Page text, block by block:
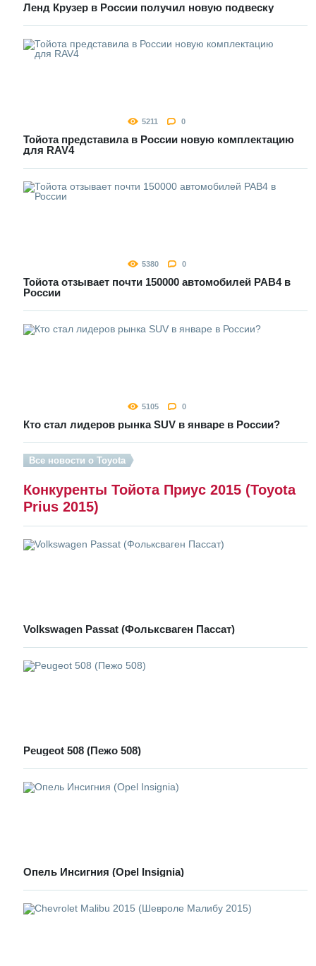
Ленд Крузер в России получил новую подвеску
5211 0
Тойота представила в России новую комплектацию
для RAV4
5380 0
Тойота отзывает почти 150000 автомобилей РАВ4 в
России
5105 0
Кто стал лидеров рынка SUV в январе в России?
Все новости о Toyota
Конкуренты Тойота Приус 2015 (Toyota
Prius 2015)
Volkswagen Passat (Фольксваген Пассат)
Peugeot 508 (Пежо 508)
Опель Инсигния (Opel Insignia)